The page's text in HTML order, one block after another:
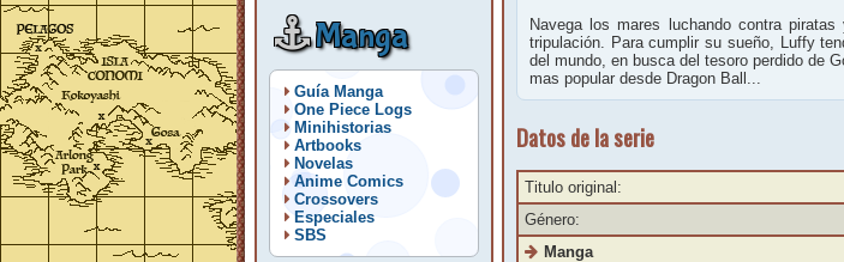
Manga
Guía Manga
One Piece Logs
Minihistorias
Artbooks
Novelas
Anime Comics
Crossovers
Especiales
SBS
Navega los mares luchando contra
tripulación. Para cumplir su sueño, Luffy
del mundo, en busca del tesoro perdido de
mas popular desde Dragon Ball...
Datos de la serie
Titulo original:
Género:
Manga